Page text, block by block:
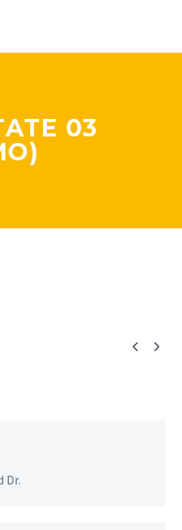
03
 
Dr.